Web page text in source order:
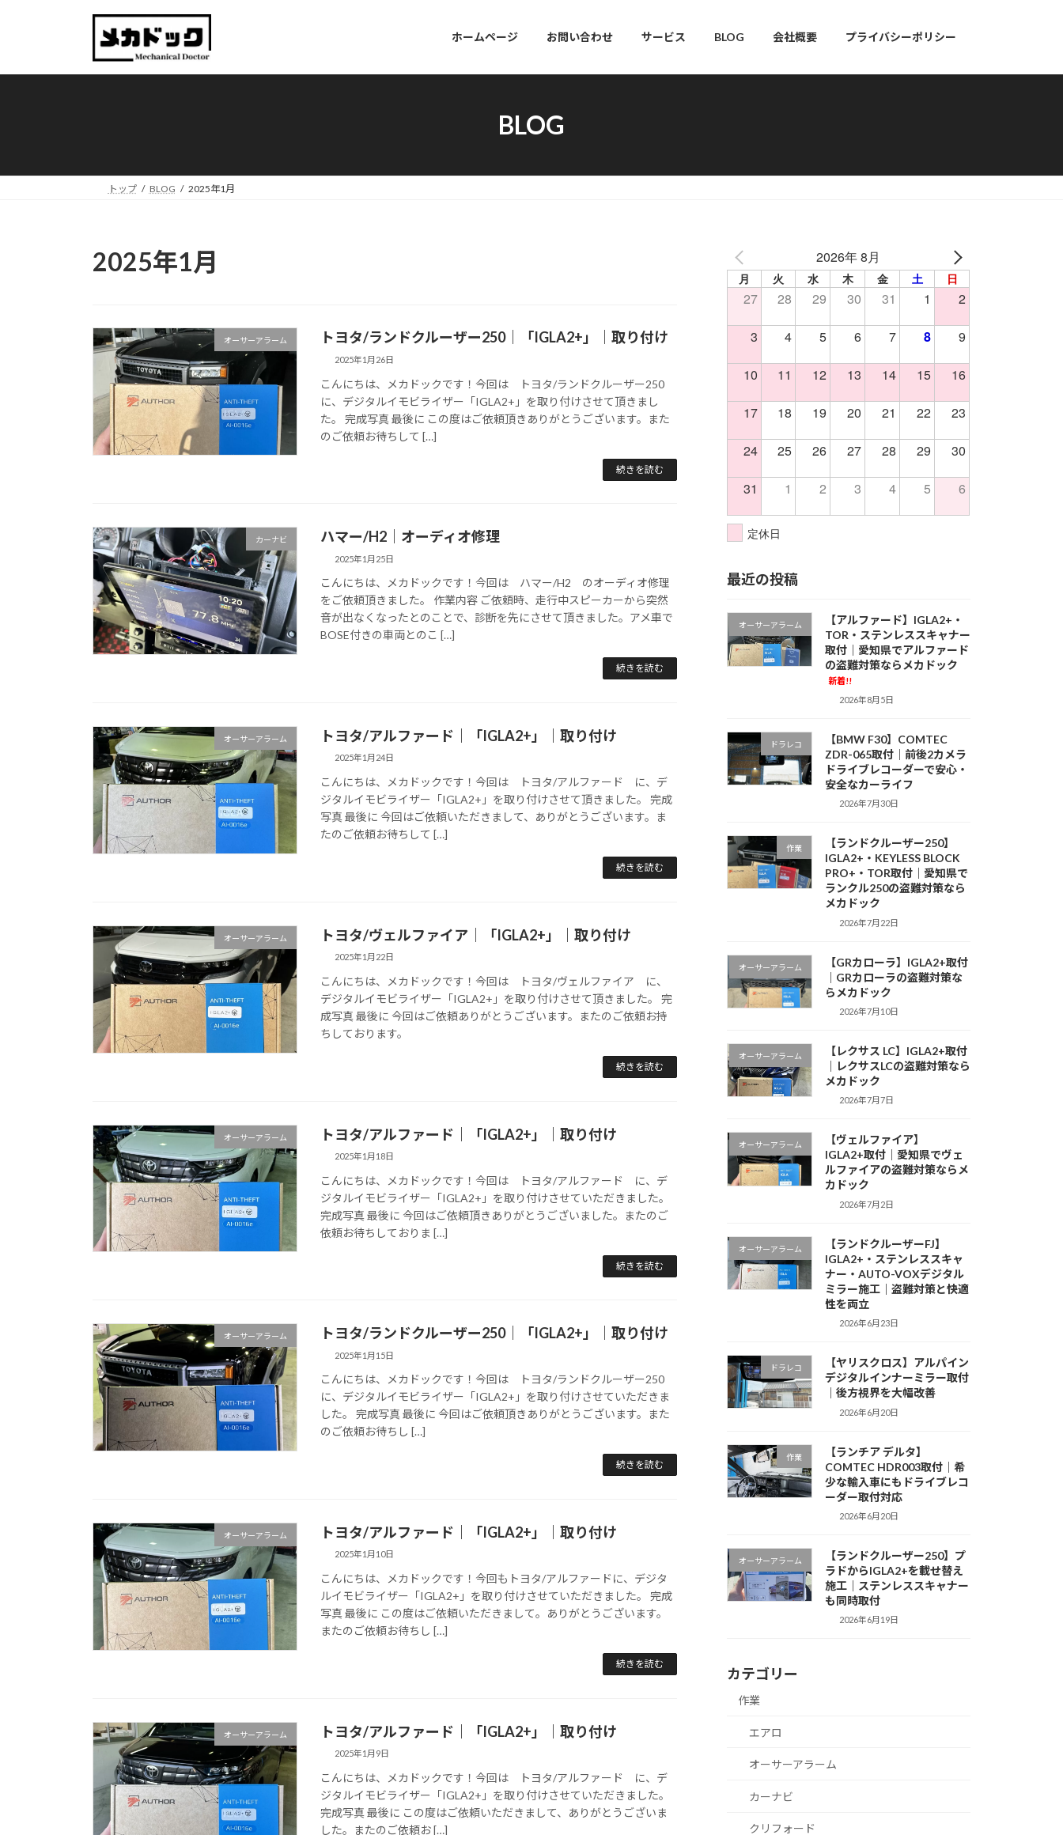
プ
動
ホームページ お問い合わせ サービス BLOG 会社概要 プライバシーポリシー
BLOG
トップ BLOG 2025年1月
2025年1月
オーサーアラーム トヨタ/ランドクルーザー250｜「IGLA2+」｜取り付け
2025年1月26日
こんにちは、メカドックです！今回は トヨタ/ランドクルーザー250
に、デジタルイモビライザー「IGLA2+」を取り付けさせて頂きまし
た。 完成写真 最後に この度はご依頼頂きありがとうございます。また
のご依頼お待ちして […]
続きを読む
カーナビ ハマー/H2｜オーディオ修理
2025年1月25日
こんにちは、メカドックです！今回は ハマー/H2 のオーディオ修理
をご依頼頂きました。 作業内容 ご依頼時、走行中スピーカーから突然
音が出なくなったとのことで、診断を先にさせて頂きました。アメ車で
BOSE付きの車両とのこ […]
続きを読む
オーサーアラーム トヨタ/アルファード｜「IGLA2+」｜取り付け
2025年1月24日
こんにちは、メカドックです！今回は トヨタ/アルファード に、デ
ジタルイモビライザー「IGLA2+」を取り付けさせて頂きました。 完成
写真 最後に 今回はご依頼いただきまして、ありがとうございます。ま
たのご依頼お待ちして […]
続きを読む
オーサーアラーム トヨタ/ヴェルファイア｜「IGLA2+」｜取り付け
2025年1月22日
こんにちは、メカドックです！今回は トヨタ/ヴェルファイア に、
デジタルイモビライザー「IGLA2+」を取り付けさせて頂きました。 完
成写真 最後に 今回はご依頼ありがとうございます。またのご依頼お持
ちしております。
続きを読む
オーサーアラーム トヨタ/アルファード｜「IGLA2+」｜取り付け
2025年1月18日
こんにちは、メカドックです！今回は トヨタ/アルファード に、デ
ジタルイモビライザー「IGLA2+」を取り付けさせていただきました。
完成写真 最後に 今回はご依頼頂きありがとうございました。またのご
依頼お待ちしておりま […]
続きを読む
オーサーアラーム トヨタ/ランドクルーザー250｜「IGLA2+」｜取り付け
2025年1月15日
こんにちは、メカドックです！今回は トヨタ/ランドクルーザー250
に、デジタルイモビライザー「IGLA2+」を取り付けさせていただきま
した。 完成写真 最後に 今回はご依頼頂きありがとうございます。また
のご依頼お待ちし […]
続きを読む
オーサーアラーム トヨタ/アルファード｜「IGLA2+」｜取り付け
2025年1月10日
こんにちは、メカドックです！今回もトヨタ/アルファードに、デジタ
ルイモビライザー「IGLA2+」を取り付けさせていただきました。 完成
写真 最後に この度はご依頼いただきまして。ありがとうございます。
またのご依頼お待ちし […]
続きを読む
オーサーアラーム トヨタ/アルファード｜「IGLA2+」｜取り付け
2025年1月9日
こんにちは、メカドックです！今回は トヨタ/アルファード に、デ
ジタルイモビライザー「IGLA2+」を取り付けさせていただきました。
完成写真 最後に この度はご依頼いただきまして、ありがとうございま
した。またのご依頼お […]
2026年 8月
月 火 水 木 金 土 日
27 28 29 30 31 1 2
3 4 5 6 7 8 9
10 11 12 13 14 15 16
17 18 19 20 21 22 23
24 25 26 27 28 29 30
31 1 2 3 4 5 6
定休日
最近の投稿
オーサーアラーム
【アルファード】IGLA2+・
TOR・ステンレススキャナー
取付｜愛知県でアルファード
の盗難対策ならメカドック
新着!!
2026年8月5日
ドラレコ
【BMW F30】COMTEC
ZDR-065取付｜前後2カメラ
ドライブレコーダーで安心・
安全なカーライフ
2026年7月30日
作業
【ランドクルーザー250】
IGLA2+・KEYLESS BLOCK
PRO+・TOR取付｜愛知県で
ランクル250の盗難対策なら
メカドック
2026年7月22日
オーサーアラーム
【GRカローラ】IGLA2+取付
｜GRカローラの盗難対策な
らメカドック
2026年7月10日
オーサーアラーム
【レクサス LC】IGLA2+取付
｜レクサスLCの盗難対策なら
メカドック
2026年7月7日
オーサーアラーム
【ヴェルファイア】
IGLA2+取付｜愛知県でヴェ
ルファイアの盗難対策ならメ
カドック
2026年7月2日
オーサーアラーム
【ランドクルーザーFJ】
IGLA2+・ステンレススキャ
ナー・AUTO-VOXデジタル
ミラー施工｜盗難対策と快適
性を両立
2026年6月23日
ドラレコ
【ヤリスクロス】アルパイン
デジタルインナーミラー取付
｜後方視界を大幅改善
2026年6月20日
作業
【ランチア デルタ】
COMTEC HDR003取付｜希
少な輸入車にもドライブレコ
ーダー取付対応
2026年6月20日
オーサーアラーム
【ランドクルーザー250】プ
ラドからIGLA2+を載せ替え
施工｜ステンレススキャナー
も同時取付
2026年6月19日
カテゴリー
作業
エアロ
オーサーアラーム
カーナビ
クリフォード